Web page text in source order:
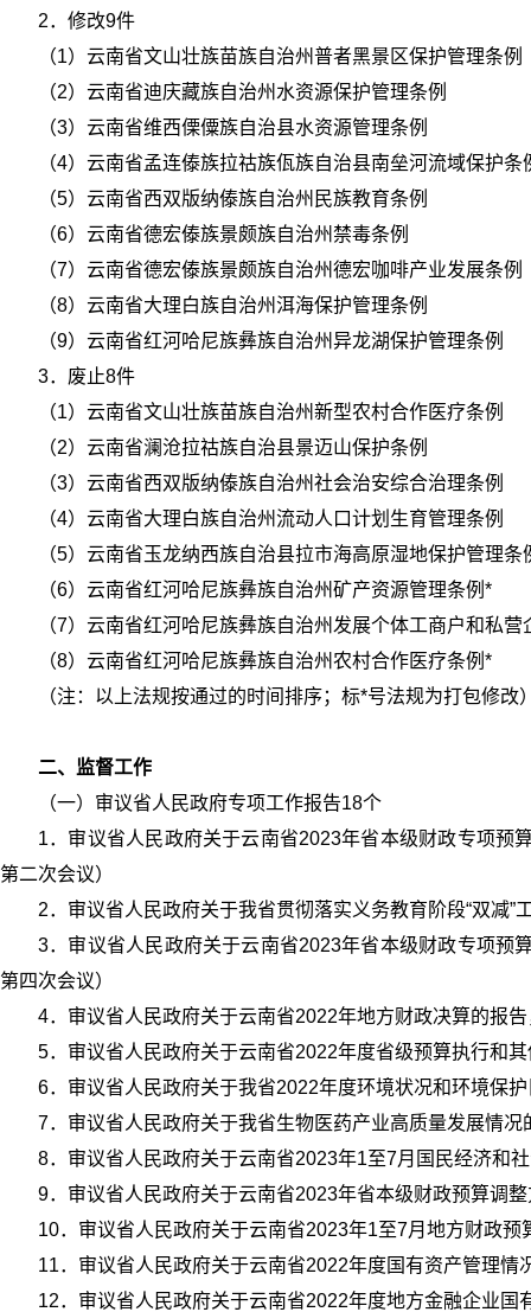
2．修改9件
（1）云南省文山壮族苗族自治州普者黑景区保护管理条例
（2）云南省迪庆藏族自治州水资源保护管理条例
（3）云南省维西傈僳族自治县水资源管理条例
（4）云南省孟连傣族拉祜族佤族自治县南垒河流域保护条
（5）云南省西双版纳傣族自治州民族教育条例
（6）云南省德宏傣族景颇族自治州禁毒条例
（7）云南省德宏傣族景颇族自治州德宏咖啡产业发展条例
（8）云南省大理白族自治州洱海保护管理条例
（9）云南省红河哈尼族彝族自治州异龙湖保护管理条例
3．废止8件
（1）云南省文山壮族苗族自治州新型农村合作医疗条例
（2）云南省澜沧拉祜族自治县景迈山保护条例
（3）云南省西双版纳傣族自治州社会治安综合治理条例
（4）云南省大理白族自治州流动人口计划生育管理条例
（5）云南省玉龙纳西族自治县拉市海高原湿地保护管理条
（6）云南省红河哈尼族彝族自治州矿产资源管理条例*
（7）云南省红河哈尼族彝族自治州发展个体工商户和私营
（8）云南省红河哈尼族彝族自治州农村合作医疗条例*
（注：以上法规按通过的时间排序；标*号法规为打包修改
二、监督工作
（一）审议省人民政府专项工作报告18个
1．审议省人民政府关于云南省2023年省本级财政专项预
第二次会议）
2．审议省人民政府关于我省贯彻落实义务教育阶段“双减”
3．审议省人民政府关于云南省2023年省本级财政专项预
第四次会议）
4．审议省人民政府关于云南省2022年地方财政决算的报
5．审议省人民政府关于云南省2022年度省级预算执行和
6．审议省人民政府关于我省2022年度环境状况和环境保
7．审议省人民政府关于我省生物医药产业高质量发展情况
8．审议省人民政府关于云南省2023年1至7月国民经济和
9．审议省人民政府关于云南省2023年省本级财政预算调
10．审议省人民政府关于云南省2023年1至7月地方财政预
11．审议省人民政府关于云南省2022年度国有资产管理情
12．审议省人民政府关于云南省2022年度地方金融企业国